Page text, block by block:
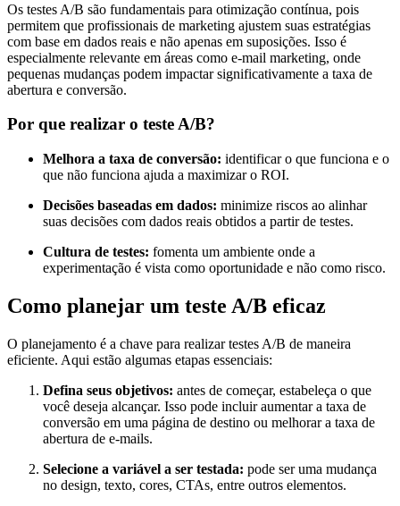
Os testes A/B são fundamentais para otimização contínua, pois
permitem que profissionais de marketing ajustem suas estratégias
com base em dados reais e não apenas em suposições. Isso é
especialmente relevante em áreas como e-mail marketing, onde
pequenas mudanças podem impactar significativamente a taxa de
abertura e conversão.
Por que realizar o teste A/B?
Melhora a taxa de conversão: identificar o que funciona e o
que não funciona ajuda a maximizar o ROI.
Decisões baseadas em dados: minimize riscos ao alinhar
suas decisões com dados reais obtidos a partir de testes.
Cultura de testes: fomenta um ambiente onde a
experimentação é vista como oportunidade e não como risco.
Como planejar um teste A/B eficaz
O planejamento é a chave para realizar testes A/B de maneira
eficiente. Aqui estão algumas etapas essenciais:
Defina seus objetivos: antes de começar, estabeleça o que
você deseja alcançar. Isso pode incluir aumentar a taxa de
conversão em uma página de destino ou melhorar a taxa de
abertura de e-mails.
Selecione a variável a ser testada: pode ser uma mudança
no design, texto, cores, CTAs, entre outros elementos.